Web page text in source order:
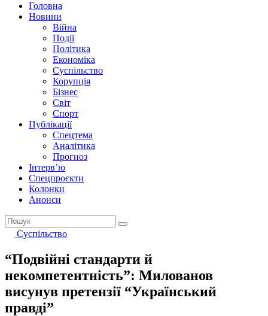
Головна
Новини
Війна
Події
Політика
Економіка
Суспільство
Корупція
Бізнес
Світ
Спорт
Публікації
Спецтема
Аналітика
Прогноз
Інтерв’ю
Спецпроєкти
Колонки
Анонси
Суспільство
“Подвійні стандарти й
некомпетентність”: Милованов
висунув претензії “Український
правді”